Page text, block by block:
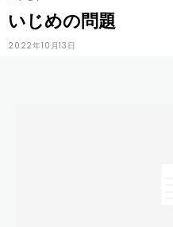
いじめの問題
2022年10月13日